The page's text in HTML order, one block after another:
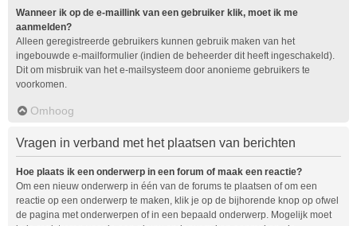
Wanneer ik op de e-maillink van een gebruiker klik, moet ik me
aanmelden?
Alleen geregistreerde gebruikers kunnen gebruik maken van het
ingebouwde e-mailformulier (indien de beheerder dit heeft ingeschakeld).
Dit om misbruik van het e-mailsysteem door anonieme gebruikers te
voorkomen.
Omhoog
Vragen in verband met het plaatsen van berichten
Hoe plaats ik een onderwerp in een forum of maak een reactie?
Om een nieuw onderwerp in één van de forums te plaatsen of om een
reactie op een onderwerp te maken, klik je op de bijhorende knop op ofwel
de pagina met onderwerpen of in een bepaald onderwerp. Mogelijk moet